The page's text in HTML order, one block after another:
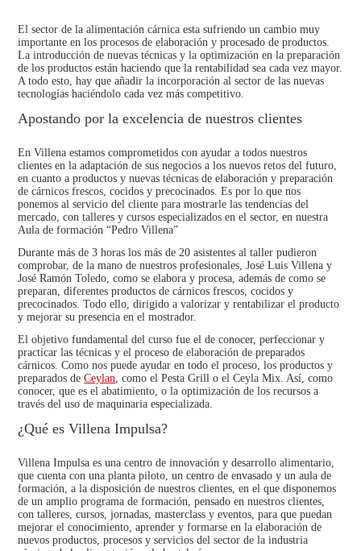
Elsector de la alimentación cárnica esta sufriendo un cambio muy
importante en los procesos de elaboración y procesado de productos.
La introducción de nuevas técnicas y la optimización en la preparación
de los productos están haciendo que la rentabilidad sea cada vez mayor.
A todo esto, hay que añadir la incorporación al sector de lasnuevas
tecnologías haciéndolo cada vez más competitivo.
Apostando por la excelencia de nuestros clientes
En Villena estamos comprometidos con ayudar a todos nuestros
clientes en la adaptación de sus negocios a losnuevos retos del futuro,
en cuanto a productos y nuevas técnicas de elaboración y preparación
de cárnicos frescos, cocidos y precocinados. Es por lo que nos
ponemos al servicio del cliente para mostrarle las tendencias del
mercado, con talleres y cursos especializados en el sector, en nuestra
Aula de formación “Pedro Villena”
Durante más de 3 horas los más de 20 asistentes al taller pudieron
comprobar, de la mano de nuestros profesionales,José Luis Villena y
José Ramón Toledo, como se elabora y procesa, además de como se
preparan, diferentes productos decárnicos frescos, cocidos y
precocinados. Todo ello, dirigido a valorizar y rentabilizar el producto
y mejorar su presencia en el mostrador.
El objetivo fundamental del curso fue el de conocer, perfeccionar y
practicar las técnicas y el proceso de elaboración de preparados
cárnicos. Como nos puede ayudar en todo el proceso, los productos y
preparados deCeylan, como elPesta Grill o elCeyla Mix. Así, como
conocer, que es el abatimiento, o la optimización de los recursos a
través del uso de maquinaria especializada.
¿Qué es Villena Impulsa?
Villena Impulsa es una centro de innovación y desarrollo alimentario,
que cuenta con una planta piloto, un centro de envasado y un aula de
formación, a la disposición de nuestros clientes, en el que disponemos
de un amplioprograma de formación, pensado en nuestros clientes,
con talleres, cursos, jornadas, masterclass y eventos, para que puedan
mejorar el conocimiento, aprender y formarse en la elaboración de
nuevos productos, procesos y servicios del sector de la industria